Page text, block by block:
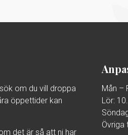
om du vill droppa
öppettider kan
det är så att ni har
Mån –
Lör:
Övriga